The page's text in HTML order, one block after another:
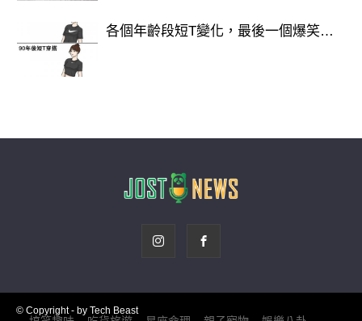
各個年齡段短T變化，最後一個爆笑…
© Copyright - by Tech Beast